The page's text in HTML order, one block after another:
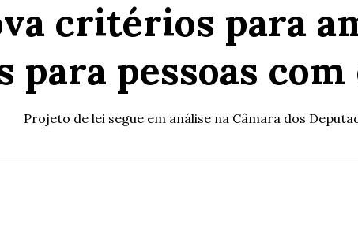
critérios para
para pessoas
Projeto de lei segue em análise na Câmara dos